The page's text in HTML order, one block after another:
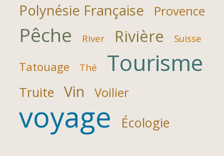
Polynésie Française Provence
Pêche River Rivière Suisse
Tatouage Thé Tourisme
Truite Vin Voilier
voyage Écologie